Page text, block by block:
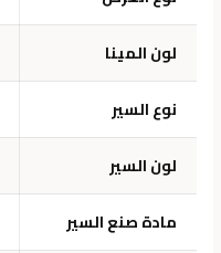
لون المينا
نوع السير
لون السير
مادة صنع السير